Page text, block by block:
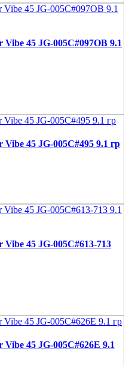
45 JG-005C#097OB 9.1
45 JG-005C#495 9.1 гр
45 JG-005C#613-713
45 JG-005C#626E 9.1